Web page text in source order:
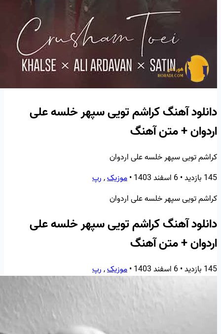
دانلود آهنگ کراشم تویی سپهر خلسه علی
اردوان + متن آهنگ
کراشم تویی سپهر خلسه علی اردوان
145 بازدید
•6 اسفند 1403 •موزیک,رپ
کراشم تویی سپهر خلسه علی اردوان
دانلود آهنگ کراشم تویی سپهر خلسه علی
اردوان + متن آهنگ
145 بازدید •6 اسفند 1403 •موزیک,رپ